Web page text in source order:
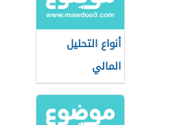
أنواع التحليل
المالي